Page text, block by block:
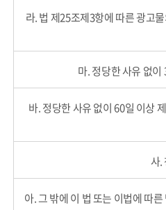
라. 법 제25조제3항에 따른 광고
마. 정당한 사유 없
바. 정당한 사유 없이 60일 이상
사.
아. 그 밖에 이 법 또는 이법에 따